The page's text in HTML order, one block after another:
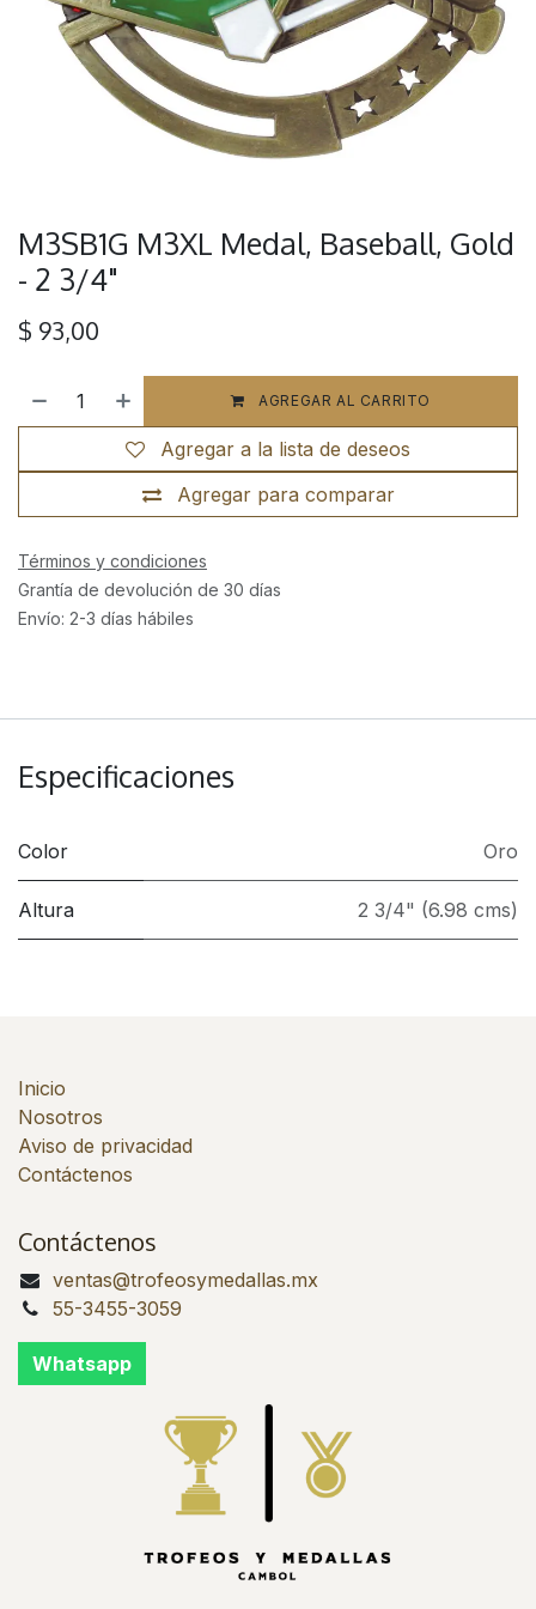
M3SB1G M3XL Medal, Baseball, Gold
- 2 3/4"
$ 93,00
AGREGAR AL CARRITO
Agregar para comparar
Agregar a la lista de deseos
Términos y condiciones
Grantía de devolución de 30 días
Envío: 2-3 días hábiles
Especificaciones
Color Oro
Altura 2 3/4" (6.98 cms)
Inicio
Nosotros
Aviso de privacidad
Contáctenos
Contáctenos
ventas@trofeosymedallas.mx
55-3455-3059
Whatsapp